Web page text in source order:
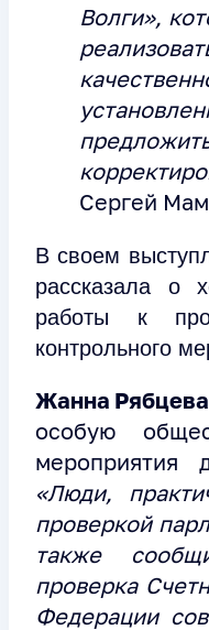
Волги»,
Сергей
В своем
рассказала о
работы к
контрольного
Жанна Рябцева
особую
мероприятия
«Люди,
проверкой
также
проверка
Федерации